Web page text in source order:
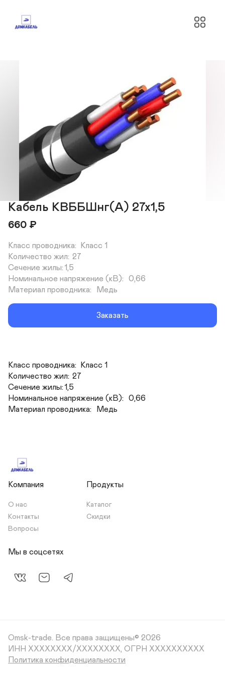
Кабель КВББШнг(А) 27х1,5
660 ₽
Класс проводника:	Класс 1
Количество жил:	27
Сечение жилы:	1,5
Номинальное напряжение (кВ):	0,66
Материал проводника:	Медь
Заказать
Класс проводника:	Класс 1
Количество жил:	27
Сечение жилы:	1,5
Номинальное напряжение (кВ):	0,66
Материал проводника:	Медь
Компания
О нас
Контакты
Вопросы
Продукты
Каталог
Скидки
Мы в соцсетях
Omsk-trade. Все права защищены© 2026
ИНН XXXXXXXX/XXXXXXXX, ОГРН XXXXXXXXXX
Политика конфиденциальности